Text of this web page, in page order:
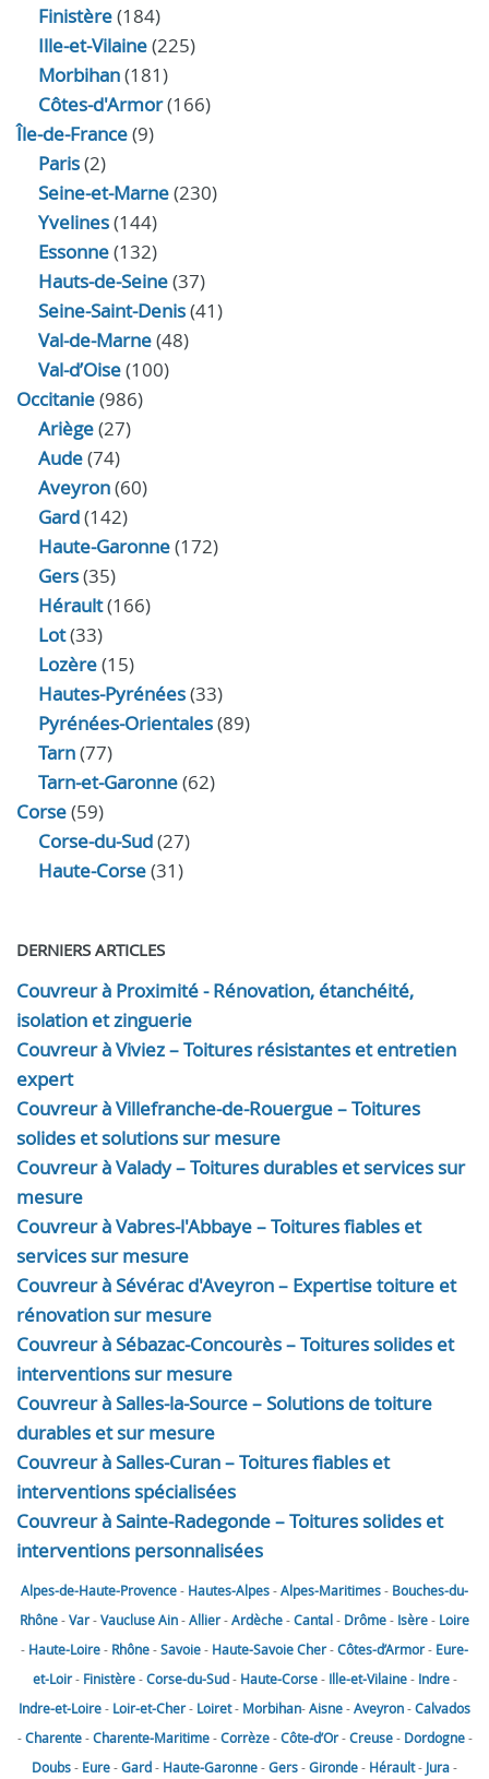
Finistère(184)
Ille-et-Vilaine(225)
Morbihan(181)
Côtes-d'Armor(166)
Île-de-France(9)
Paris(2)
Seine-et-Marne(230)
Yvelines(144)
Essonne(132)
Hauts-de-Seine(37)
Seine-Saint-Denis(41)
Val-de-Marne(48)
Val-d’Oise(100)
Occitanie(986)
Ariège(27)
Aude(74)
Aveyron(60)
Gard(142)
Haute-Garonne(172)
Gers(35)
Hérault(166)
Lot(33)
Lozère(15)
Hautes-Pyrénées(33)
Pyrénées-Orientales(89)
Tarn(77)
Tarn-et-Garonne(62)
Corse(59)
Corse-du-Sud(27)
Haute-Corse(31)
DERNIERS ARTICLES
Couvreur à Proximité - Rénovation, étanchéité,
isolation et zinguerie
Couvreur à Viviez – Toitures résistantes et entretien
expert
Couvreur à Villefranche-de-Rouergue – Toitures
solides et solutions sur mesure
Couvreur à Valady – Toitures durables et services sur
mesure
Couvreur à Vabres-l'Abbaye – Toitures fiables et
services sur mesure
Couvreur à Sévérac d'Aveyron – Expertise toiture et
rénovation sur mesure
Couvreur à Sébazac-Concourès – Toitures solides et
interventions sur mesure
Couvreur à Salles-la-Source – Solutions de toiture
durables et sur mesure
Couvreur à Salles-Curan – Toitures fiables et
interventions spécialisées
Couvreur à Sainte-Radegonde – Toitures solides et
interventions personnalisées
Alpes-de-Haute-Provence- Hautes-Alpes-Alpes-Maritimes- Bouches-du-
Rhône-Var-VaucluseAin-Allier-Ardèche-Cantal- Drôme- Isère- Loire
- Haute-Loire- Rhône-Savoie- Haute-SavoieCher-Côtes-d’Armor- Eure-
et-Loir- Finistère-Corse-du-Sud- Haute-Corse- Ille-et-Vilaine- Indre-
Indre-et-Loire- Loir-et-Cher- Loiret- Morbihan-Aisne-Aveyron-Calvados
-Charente-Charente-Maritime-Corrèze-Côte-d’Or-Creuse- Dordogne-
Doubs- Eure-Gard- Haute-Garonne-Gers-Gironde- Hérault- Jura-